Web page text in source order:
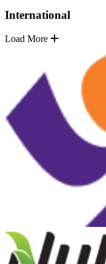
International
Load More